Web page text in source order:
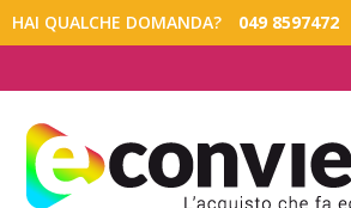
HAI QUALCHE DOMANDA? 049 8597472